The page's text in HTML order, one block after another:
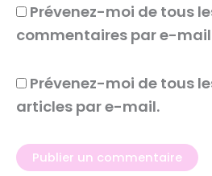
Prévenez-moi de tous
commentaires par e-
Prévenez-moi de tous
articles par e-mail.